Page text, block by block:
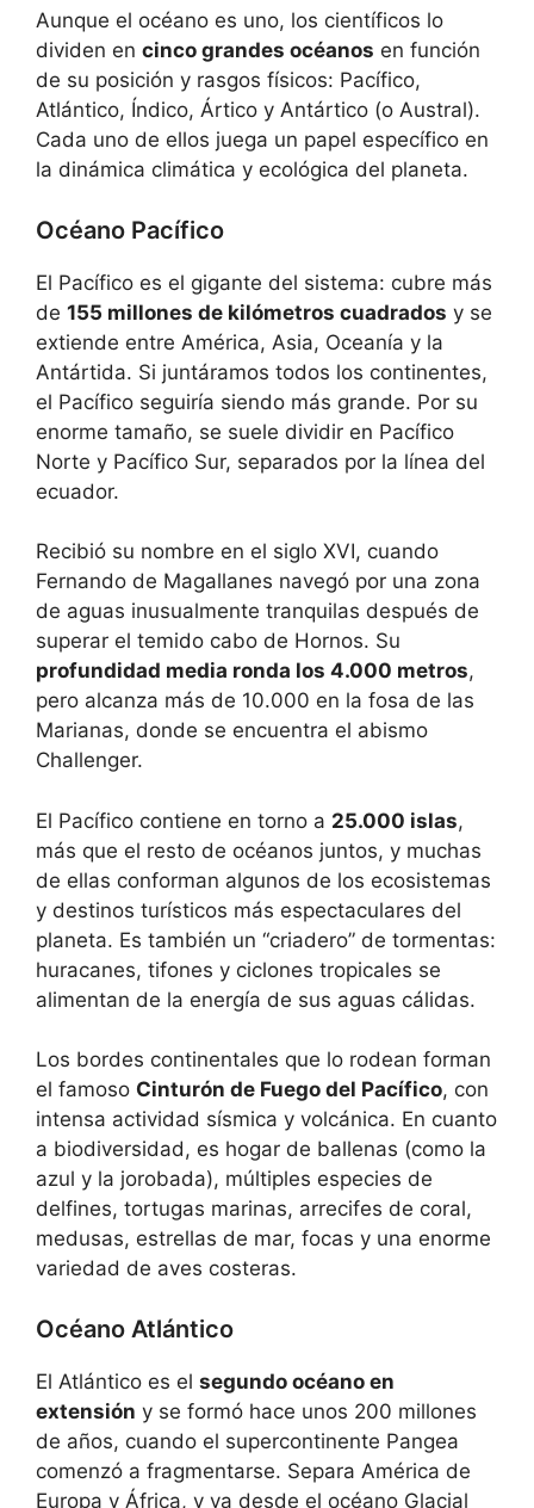
Aunque el océano es uno, los científicos lo
dividen en cinco grandes océanos en función
de su posición y rasgos físicos: Pacífico,
Atlántico, Índico, Ártico y Antártico (o Austral).
Cada uno de ellos juega un papel específico en
la dinámica climática y ecológica del planeta.
Océano Pacífico
El Pacífico es el gigante del sistema: cubre más
de 155 millones de kilómetros cuadrados y se
extiende entre América, Asia, Oceanía y la
Antártida. Si juntáramos todos los continentes,
el Pacífico seguiría siendo más grande. Por su
enorme tamaño, se suele dividir en Pacífico
Norte y Pacífico Sur, separados por la línea del
ecuador.
Recibió su nombre en el siglo XVI, cuando
Fernando de Magallanes navegó por una zona
de aguas inusualmente tranquilas después de
superar el temido cabo de Hornos. Su
profundidad media ronda los 4.000 metros,
pero alcanza más de 10.000 en la fosa de las
Marianas, donde se encuentra el abismo
Challenger.
El Pacífico contiene en torno a 25.000 islas,
más que el resto de océanos juntos, y muchas
de ellas conforman algunos de los ecosistemas
y destinos turísticos más espectaculares del
planeta. Es también un “criadero” de tormentas:
huracanes, tifones y ciclones tropicales se
alimentan de la energía de sus aguas cálidas.
Los bordes continentales que lo rodean forman
el famoso Cinturón de Fuego del Pacífico, con
intensa actividad sísmica y volcánica. En cuanto
a biodiversidad, es hogar de ballenas (como la
azul y la jorobada), múltiples especies de
delfines, tortugas marinas, arrecifes de coral,
medusas, estrellas de mar, focas y una enorme
variedad de aves costeras.
Océano Atlántico
El Atlántico es el segundo océano en
extensión y se formó hace unos 200 millones
de años, cuando el supercontinente Pangea
comenzó a fragmentarse. Separa América de
Europa y África, y va desde el océano Glacial